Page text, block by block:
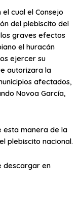
cual el Consejo
del plebiscito del
graves efectos
el huracán
ejercer su
autorizara la
afectados,
Novoa García,
esta manera de la
plebiscito nacional.
descargar en